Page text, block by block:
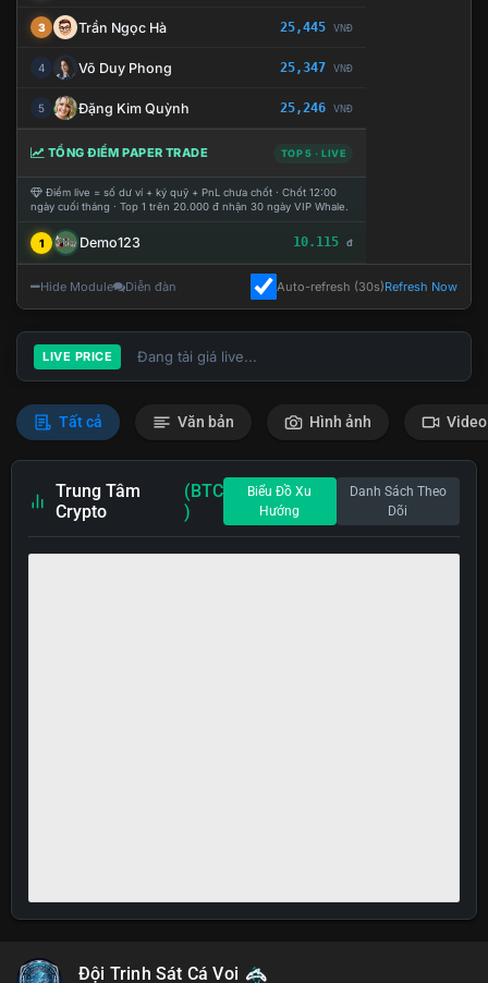
3 Trần Ngọc Hà 25,445 VNĐ
4 Võ Duy Phong 25,347 VNĐ
5 Đặng Kim Quỳnh 25,246 VNĐ
TỔNG ĐIỂM PAPER TRADE TOP 5 · LIVE
Điểm live = số dư ví + ký quỹ + PnL chưa chốt · Chốt 12:00
ngày cuối tháng · Top 1 trên 20.000 đ nhận 30 ngày VIP Whale.
1 Demo123 10.115 đ
Hide Module Diễn đàn Auto-refresh (30s)Refresh Now
LIVE PRICE Đang tải giá live...
Tất cả Văn bản Hình ảnh Video
Trung Tâm
Crypto
(BTC
)
Biểu Đồ Xu
Hướng
Danh Sách Theo
Dõi
Đội Trinh Sát Cá Voi